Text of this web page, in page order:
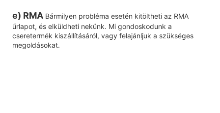
e) RMA Bármilyen probléma esetén kitöltheti az RMA
űrlapot, és elküldheti nekünk. Mi gondoskodunk a
cseretermék kiszállításáról, vagy felajánljuk a szükséges
megoldásokat.